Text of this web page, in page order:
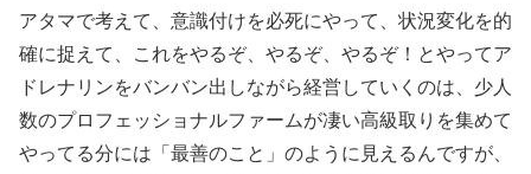
アタマで考えて、意識付けを必死にやって、状況変化を的
確に捉えて、これをやるぞ、やるぞ、やるぞ！とやってア
ドレナリンをバンバン出しながら経営していくのは、少人
数のプロフェッショナルファームが凄い高級取りを集めて
やってる分には「最善のこと」のように見えるんですが、